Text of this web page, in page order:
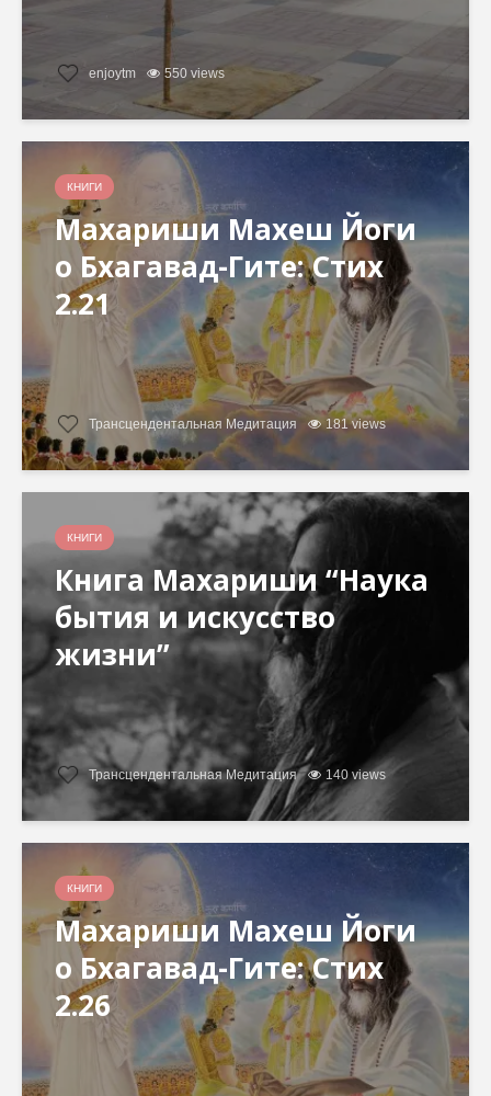
enjoytm 550 views
КНИГИ
Махариши Махеш Йоги
о Бхагавад-Гите: Стих
2.21
Трансцендентальная Медитация 181 views
КНИГИ
Книга Махариши “Наука
бытия и искусство
жизни”
Трансцендентальная Медитация 140 views
КНИГИ
Махариши Махеш Йоги
о Бхагавад-Гите: Стих
2.26